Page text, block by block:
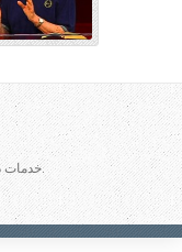
Copyright © 2026 خدمات درك پرينس.